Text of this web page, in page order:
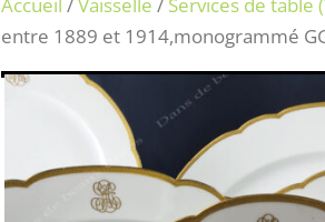
entre 1889 et 1914,monogrammé